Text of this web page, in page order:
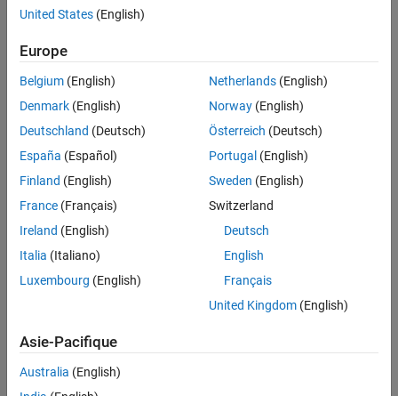
on(default) |off
On
Replacesfftcalls with calls to thecuFFTlibrary.
Off
fft calls with calls to the cuFFT
Coder™ uses C
libraries where available or generates kernels
from portable MATLAB
code.
Programmatic Use
Property: EnableCUFFT
Values:true
Default: true
Version History
See Also
United States (English)
Europe
Belgium (English)
Denmark (English)
Deutschland (Deutsch)
España (Español)
Finland (English)
France (Français)
Ireland (English)
Italia (Italiano)
Luxembourg (English)
Netherlands(English)
Norway(English)
Österreich (Deutsch)
Portugal (English)
Sweden (English)
Switzerland
Deutsch
English
Français
United Kingdom(English)
Asie-Pacifique
Australia (English)